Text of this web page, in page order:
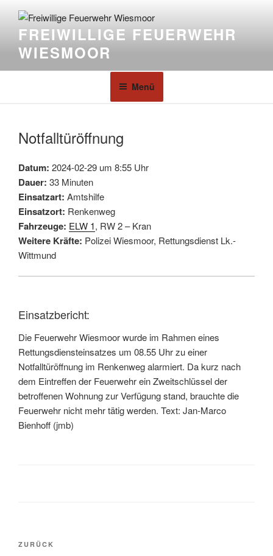
FREIWILLIGE FEUERWEHR
WIESMOOR
Menü
Notfalltüröffnung
Datum: 2024-02-29 um 8:55 Uhr
Dauer: 33 Minuten
Einsatzart: Amtshilfe
Einsatzort: Renkenweg
Fahrzeuge: ELW 1, RW 2 – Kran
Weitere Kräfte: Polizei Wiesmoor, Rettungsdienst Lk.-
Wittmund
Einsatzbericht:
Die Feuerwehr Wiesmoor wurde im Rahmen eines
Rettungsdiensteinsatzes um 08.55 Uhr zu einer
Notfalltüröffnung im Renkenweg alarmiert. Da kurz nach
dem Eintreffen der Feuerwehr ein Zweitschlüssel der
betroffenen Wohnung zur Verfügung stand, brauchte die
Feuerwehr nicht mehr tätig werden. Text: Jan-Marco
Bienhoff (jmb)
ZURÜCK